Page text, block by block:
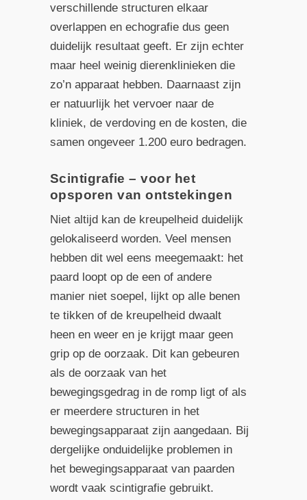
verschillende structuren elkaar
overlappen en echografie dus geen
duidelijk resultaat geeft. Er zijn echter
maar heel weinig dierenklinieken die
zo’n apparaat hebben. Daarnaast zijn
er natuurlijk het vervoer naar de
kliniek, de verdoving en de kosten, die
samen ongeveer 1.200 euro bedragen.
Scintigrafie – voor het
opsporen van ontstekingen
Niet altijd kan de kreupelheid duidelijk
gelokaliseerd worden. Veel mensen
hebben dit wel eens meegemaakt: het
paard loopt op de een of andere
manier niet soepel, lijkt op alle benen
te tikken of de kreupelheid dwaalt
heen en weer en je krijgt maar geen
grip op de oorzaak. Dit kan gebeuren
als de oorzaak van het
bewegingsgedrag in de romp ligt of als
er meerdere structuren in het
bewegingsapparaat zijn aangedaan. Bij
dergelijke onduidelijke problemen in
het bewegingsapparaat van paarden
wordt vaak scintigrafie gebruikt.